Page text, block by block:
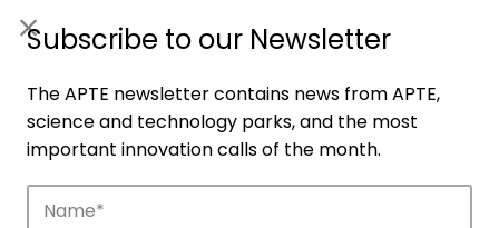
Subscribe to our Newsletter
The APTE newsletter contains news from APTE,
science and technology parks, and the most
important innovation calls of the month.